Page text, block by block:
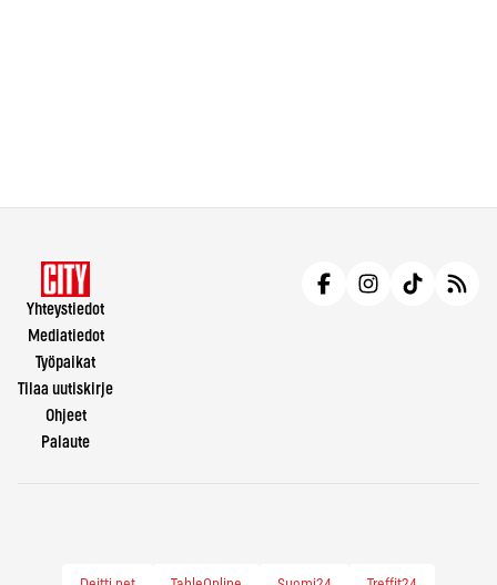
Yhteystiedot
Mediatiedot
Työpaikat
Tilaa uutiskirje
Ohjeet
Palaute